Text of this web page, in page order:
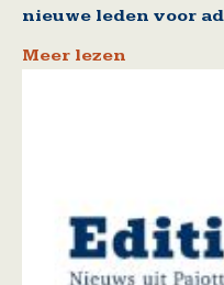
nieuwe leden voor
Meer lezen